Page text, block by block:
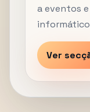
a eventos
Ver